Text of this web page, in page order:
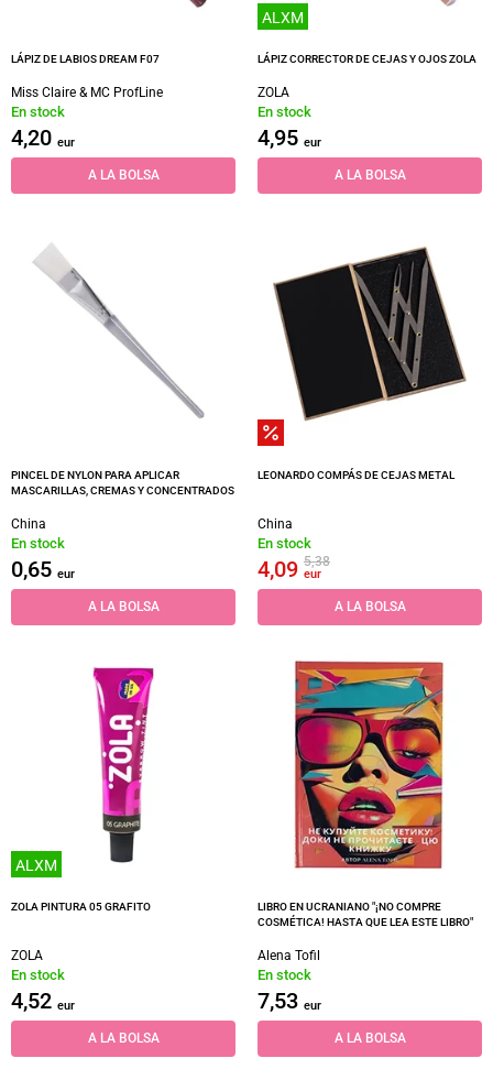
LÁPIZ DE LABIOS DREAM F07
Miss Claire & MC ProfLine
En stock
4,20 eur
A LA BOLSA
ALXM
LÁPIZ CORRECTOR DE CEJAS Y OJOS ZOLA
ZOLA
En stock
4,95 eur
A LA BOLSA
PINCEL DE NYLON PARA APLICAR
MASCARILLAS, CREMAS Y CONCENTRADOS
China
En stock
0,65 eur
A LA BOLSA
LEONARDO COMPÁS DE CEJAS METAL
China
En stock
4,09 5,38
eur
A LA BOLSA
ALXM
ZOLA PINTURA 05 GRAFITO
ZOLA
En stock
4,52 eur
A LA BOLSA
LIBRO EN UCRANIANO "¡NO COMPRE
COSMÉTICA! HASTA QUE LEA ESTE LIBRO"
Alena Tofil
En stock
7,53 eur
A LA BOLSA